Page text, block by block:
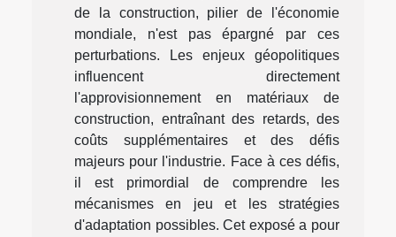
de la construction, pilier de l'économie
mondiale, n'est pas épargné par ces
perturbations. Les enjeux géopolitiques
influencent directement
l'approvisionnement en matériaux de
construction, entraînant des retards, des
coûts supplémentaires et des défis
majeurs pour l'industrie. Face à ces défis,
il est primordial de comprendre les
mécanismes en jeu et les stratégies
d'adaptation possibles. Cet exposé a pour